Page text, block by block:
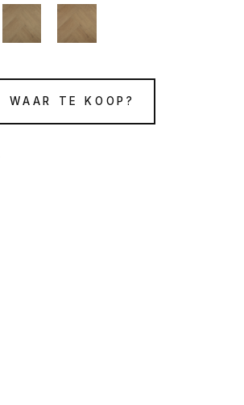
WAAR TE KOOP?